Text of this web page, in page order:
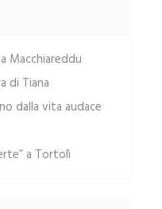
Macchiareddu
di Tiana
dalla vita audace
a Tortolì